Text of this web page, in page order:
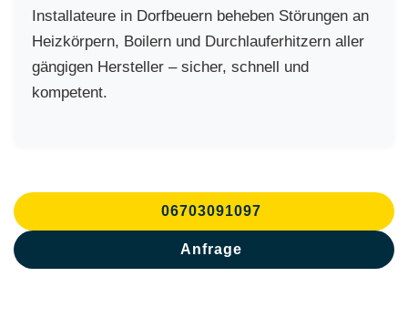
Installateure in Dorfbeuern beheben Störungen an
Heizkörpern, Boilern und Durchlauferhitzern aller
gängigen Hersteller – sicher, schnell und
kompetent.
06703091097
Anfrage